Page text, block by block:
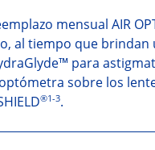
mensual AIR
al tiempo que
para
sobre los
®1-3.